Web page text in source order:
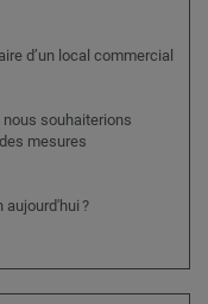
d’un local commercial
nous souhaiterions
mesures
aujourd'hui ?